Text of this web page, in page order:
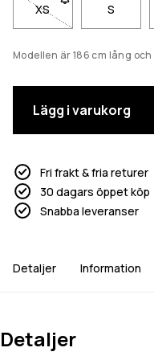
XS- Storlek XS är inte
S
Modellen är 186 cm lång
Lägg i varukorg
Fri frakt & fria returer
30 dagars öppet köp
Snabba leveranser
Detaljer Information
Detaljer